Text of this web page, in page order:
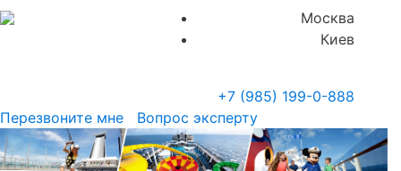
Москва
Киев
+7 (985) 199-0-888
Перезвоните мне
Вопрос эксперту